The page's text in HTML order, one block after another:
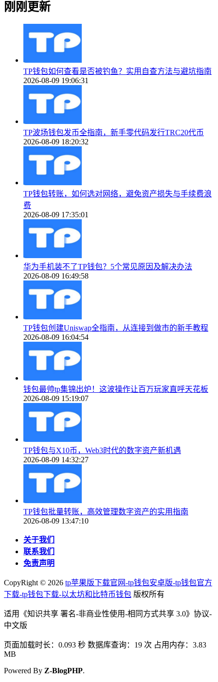
刚刚更新
TP钱包如何查看是否被钓鱼？实用自查方法与避坑指南
2026-08-09 19:06:31
TP波场钱包发币全指南，新手零代码发行TRC20代币
2026-08-09 18:20:32
TP钱包转账，如何选对网络，避免资产损失与手续费浪
费
2026-08-09 17:35:01
华为手机装不了TP钱包？5个常见原因及解决办法
2026-08-09 16:49:58
TP钱包创建Uniswap全指南，从连接到做市的新手教程
2026-08-09 16:04:54
钱包最帅tp集锦出炉！这波操作让百万玩家直呼天花板
2026-08-09 15:19:07
TP钱包与X10币，Web3时代的数字资产新机遇
2026-08-09 14:32:27
TP钱包批量转账，高效管理数字资产的实用指南
2026-08-09 13:47:10
关于我们
联系我们
免责声明
CopyRight © 2026 tp苹果版下载官网-tp钱包安卓版-tp钱包官方
下载-tp钱包下载-以太坊和比特币钱包 版权所有
适用《知识共享 署名-非商业性使用-相同方式共享 3.0》协议-
中文版
页面加载时长：0.093 秒 数据库查询：19 次 占用内存：3.83
MB
Powered By Z-BlogPHP.